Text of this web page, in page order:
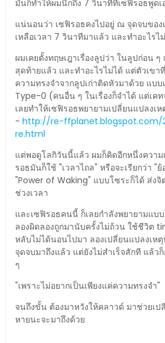
มันก็ทำให้ผมนึกถึง 7 วินาทีที่เซฟิรอธพูดเ
แน่นอนว่า เซฟิรอธคงไปอยู่ ณ จุดจบของ
เหลือเวลา 7 วินาทีมาแล้ว และทำอะไรไ
ผมเคยตั้งทฤษเฎาเรื่องลูปว่า ในลูปก่อน
สุดท้ายแล้ว และทำอะไรไม่ได้ แต่ตัวเข
ความทรงจำจากลูปเก่าติดหัวมาด้วย แบบ
Type-0 (คนอื่น ๆ ในเรื่องก็จำได้ แต่เค
เลยทำให้เซฟิรอธพยายามเปลี่ยนแปลงเ
- http://re-
re.html
แต่พอดูโลกิวันนี้แล้ว ผมก็คิดอีกหนึ่งควา
รอธมันก็ใช้ "เวลาไถล" หรือจะเรียกว่า "
"Power of Waking" แบบโซระก็ได้ ส่งจิ
ช่วงเวลา
และเซฟิรอธคนนี้ ก็เลยกำลังพยายามแบ
ลองผิดลองถูกมานับครั้งไม่ถ้วน ใช้ชีวิต
หลับไม่ได้นอนไปมา ลองเปลี่ยนแปลงเหตุ
จุดจบมาถึงแล้ว แต่ยังไม่สำเร็จสักที แล้วก็
ๆ
"เพราะไม่อยากเป็นเพียงแค่ความทรงจำ"
จนถึงขั้น ต้องมาหวังให้คลาวด์ มาช่วยเ
หายนะจะมาถึงด้วย